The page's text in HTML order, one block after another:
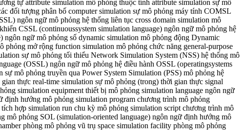
tự attribute simulation mô phỏng thuộc tính attribute simulation sự mô
đối tượng phân bố computer simulation sự mô phỏng máy tính COMSL
ngôn ngữ mô phỏng hệ thống liên tục cross domain simulation mô
CSSL (continuoussystem simulation language) ngôn ngữ mô phỏng hệ
ngữ mô phỏng số dynamic simulation mô phỏng động Dynamic
mở rộng function simulation mô phỏng chức năng general-purpose
sự mô phỏng tối thiểu Network Simulation System (NSS) hệ thống mô
(OSSL) ngôn ngữ mô phỏng hệ điều hành OSSL (operatingsystems
mô phỏng truyền qua Power System Simulation (PSS) mô phỏng hệ
thực real-time simulation sự mô phỏng (trong) thời gian thực signal
simulation equipment thiết bị mô phỏng simulation language ngôn ngữ
hướng mô phỏng simulation program chương trình mô phỏng
hợp simulation run chu kỳ mô phỏng simulation script chương trình mô
mô phỏng SOL (simulation-oriented language) ngôn ngữ định hướng mô
phòng mô phỏng vũ trụ space simulation facility phòng mô phỏng